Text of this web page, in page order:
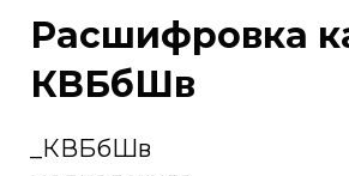
Расшифровка
КВБбШв
_КВБбШв